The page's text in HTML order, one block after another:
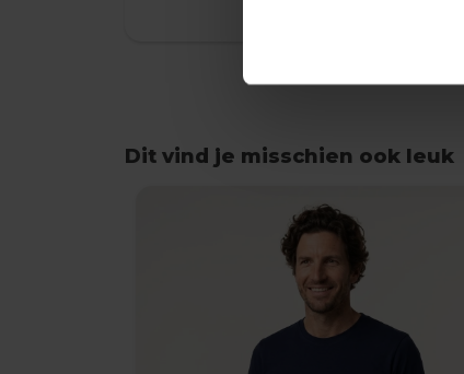
Dit vind je misschien ook leuk